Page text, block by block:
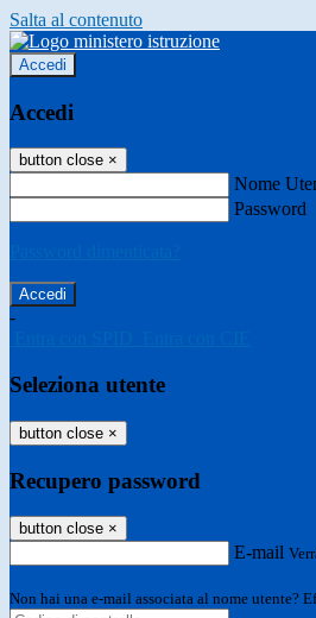
Salta al contenuto
Accedi
Accedi
button close ×
Nome
Password
-
Seleziona utente
button close ×
Recupero password
button close ×
E-mail
Non hai una e-mail associata al nome utente?